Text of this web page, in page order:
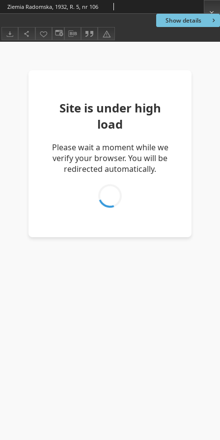
Show details
Ziemia Radomska, 1932, R. 5, nr 106